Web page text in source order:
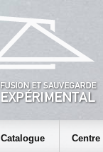
Catalogue Centre